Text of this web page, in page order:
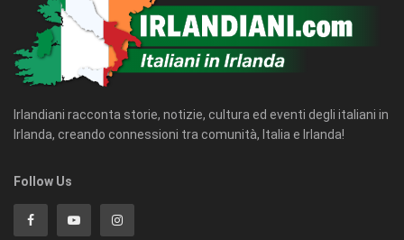
Irlandiani racconta storie, notizie, cultura ed eventi degli italiani in
Irlanda, creando connessioni tra comunità, Italia e Irlanda!
Follow Us